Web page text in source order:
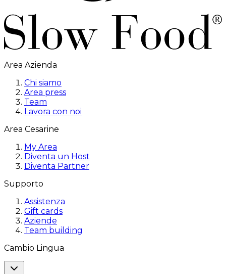
Area Azienda
Chi siamo
Area press
Team
Lavora con noi
Area Cesarine
My Area
Diventa un Host
Diventa Partner
Supporto
Assistenza
Gift cards
Aziende
Team building
Cambio Lingua